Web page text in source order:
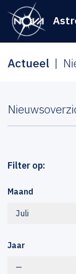
Actueel
Filter op:
Maand
Juli
Jaar
—